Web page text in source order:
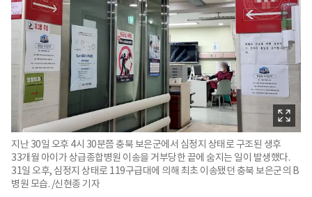
지난 30일 오후 4시 30분쯤 충북 보은군에서 심정지 상태로 구조된 생후
33개월 아이가 상급종합병원 이송을 거부당한 끝에 숨지는 일이 발생했다.
31일 오후, 심정지 상태로 119구급대에 의해 최초 이송됐던 충북 보은군의 B
병원 모습. /신현종 기자